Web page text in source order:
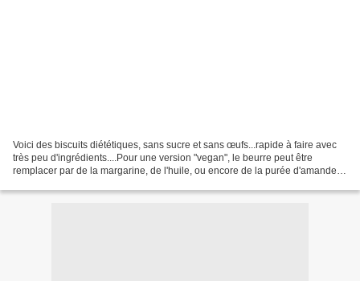
Voici des biscuits diététiques, sans sucre et sans œufs...rapide à faire avec
très peu d'ingrédients....Pour une version "vegan", le beurre peut être
remplacer par de la margarine, de l'huile, ou encore de la purée d'amande...